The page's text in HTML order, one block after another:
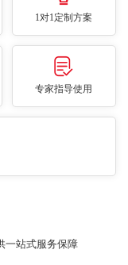
1对1定制方案
专家指导使用
一站式服务保障